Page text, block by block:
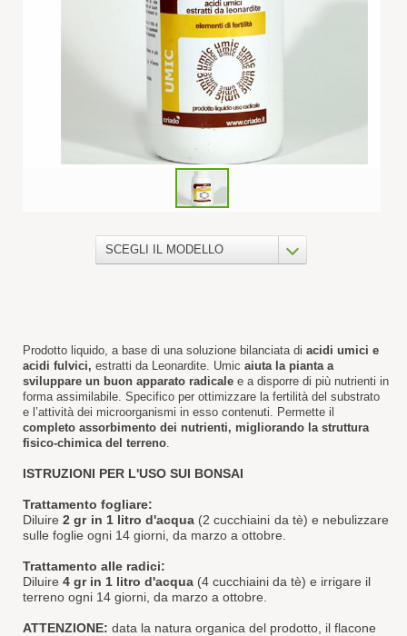
SCEGLI IL MODELLO
Prodotto liquido, a base di una soluzione bilanciata di acidi umici e
acidi fulvici, estratti da Leonardite. Umic aiuta la pianta a
sviluppare un buon apparato radicale e a disporre di più nutrienti in
forma assimilabile. Specifico per ottimizzare la fertilità del substrato
e l’attività dei microorganismi in esso contenuti. Permette il
completo assorbimento dei nutrienti, migliorando la struttura
fisico-chimica del terreno.
ISTRUZIONI PER L'USO SUI BONSAI
Trattamento fogliare:
Diluire2 gr in 1 litro d'acqua (2 cucchiaini da tè) e nebulizzare
sulle foglie ogni 14 giorni, da marzo a ottobre.
Trattamento alle radici:
Diluire 4 gr in 1 litro d'acqua (4 cucchiaini da tè) e irrigare il
terreno ogni 14 giorni, da marzo a ottobre.
ATTENZIONE: data la natura organica del prodotto, il flacone